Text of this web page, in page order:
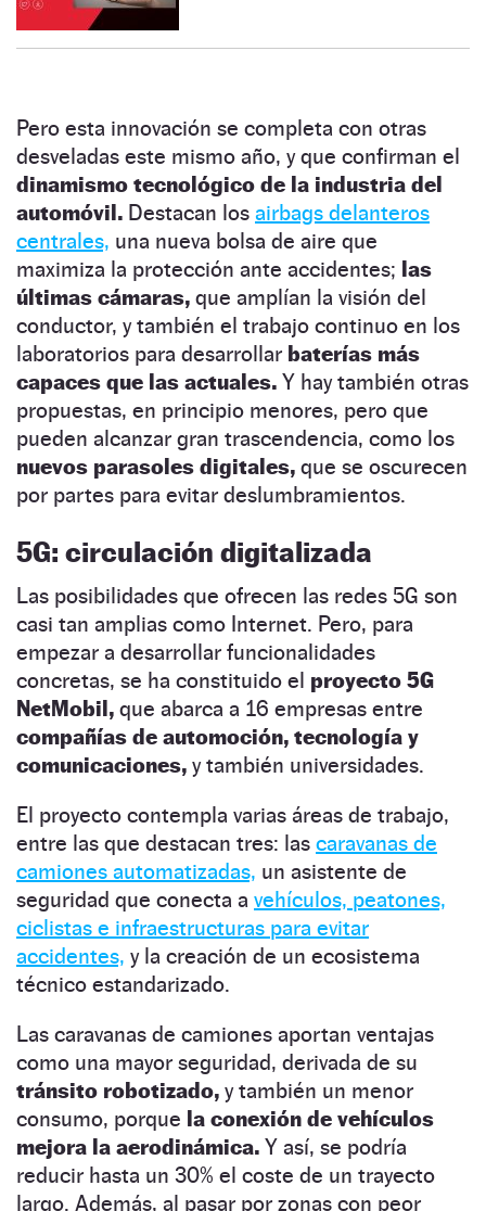
Pero esta innovación se completa con otras
desveladas este mismo año, y que confirman el
dinamismo tecnológico de la industria del
automóvil. Destacan los airbags delanteros
centrales, una nueva bolsa de aire que
maximiza la protección ante accidentes; las
últimas cámaras, que amplían la visión del
conductor, y también el trabajo continuo en los
laboratorios para desarrollar baterías más
capaces que las actuales. Y hay también otras
propuestas, en principio menores, pero que
pueden alcanzar gran trascendencia, como los
nuevos parasoles digitales, que se oscurecen
por partes para evitar deslumbramientos.
5G: circulación digitalizada
Las posibilidades que ofrecen las redes 5G son
casi tan amplias como Internet. Pero, para
empezar a desarrollar funcionalidades
concretas, se ha constituido el proyecto 5G
NetMobil, que abarca a 16 empresas entre
compañías de automoción, tecnología y
comunicaciones, y también universidades.
El proyecto contempla varias áreas de trabajo,
entre las que destacan tres: las caravanas de
camiones automatizadas, un asistente de
seguridad que conecta a vehículos, peatones,
ciclistas e infraestructuras para evitar
accidentes, y la creación de un ecosistema
técnico estandarizado.
Las caravanas de camiones aportan ventajas
como una mayor seguridad, derivada de su
tránsito robotizado, y también un menor
consumo, porque la conexión de vehículos
mejora la aerodinámica. Y así, se podría
reducir hasta un 30% el coste de un trayecto
largo. Además, al pasar por zonas con peor